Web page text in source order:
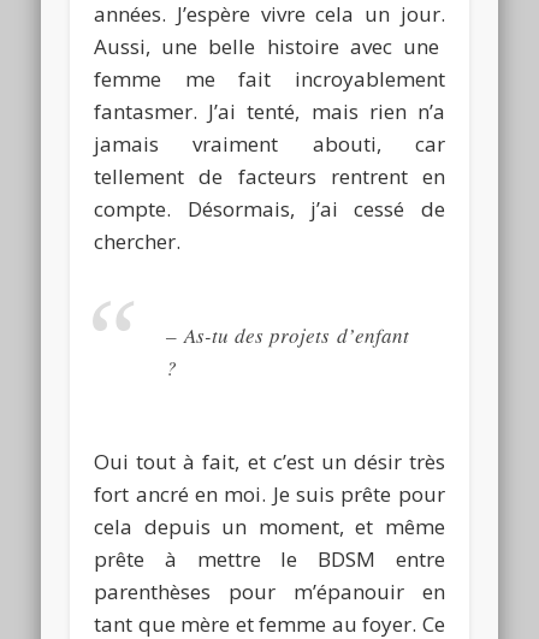
années. J’espère vivre cela un jour.
Aussi, une belle histoire avec une
femme me fait incroyablement
fantasmer. J’ai tenté, mais rien n’a
jamais vraiment abouti, car
tellement de facteurs rentrent en
compte. Désormais, j’ai cessé de
chercher.
– As-tu des projets d’enfant
?
Oui tout à fait, et c’est un désir très
fort ancré en moi. Je suis prête pour
cela depuis un moment, et même
prête à mettre le BDSM entre
parenthèses pour m’épanouir en
tant que mère et femme au foyer. Ce